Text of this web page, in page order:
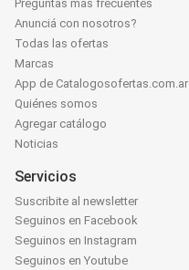
Preguntas más frecuentes
Anunciá con nosotros?
Todas las ofertas
Marcas
App de Catalogosofertas.com.ar
Quiénes somos
Agregar catálogo
Noticias
Servicios
Suscribite al newsletter
Seguinos en Facebook
Seguinos en Instagram
Seguinos en Youtube